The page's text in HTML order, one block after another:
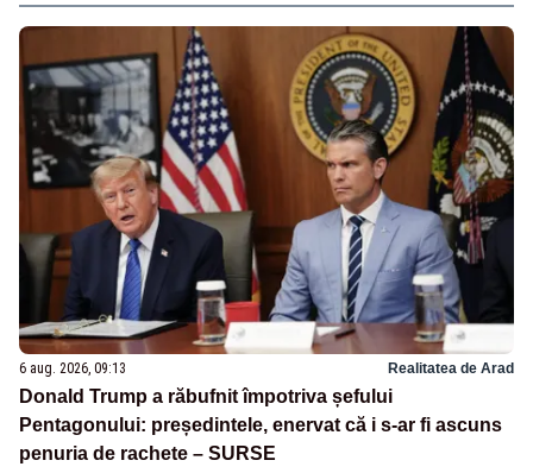
6 aug. 2026, 09:13 Realitatea de Arad
Donald Trump a răbufnit împotriva șefului
Pentagonului: președintele, enervat că i s-ar fi ascuns
penuria de rachete – SURSE